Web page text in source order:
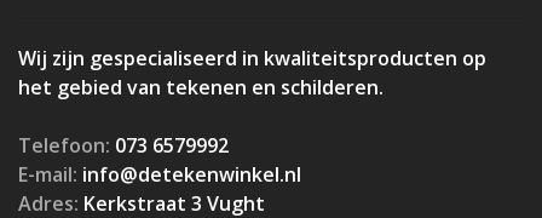
Wij zijn gespecialiseerd in kwaliteitsproducten op
het gebied van tekenen en schilderen.
Telefoon: 073 6579992
E-mail: info@detekenwinkel.nl
Adres: Kerkstraat 3 Vught